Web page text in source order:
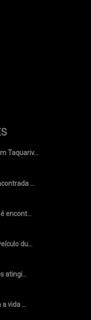
Taquariv...
...
encont...
du...
atingi...
vida ...